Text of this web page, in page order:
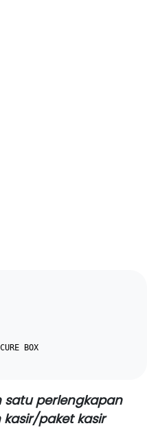
BOX
perlengkapan
paket kasir